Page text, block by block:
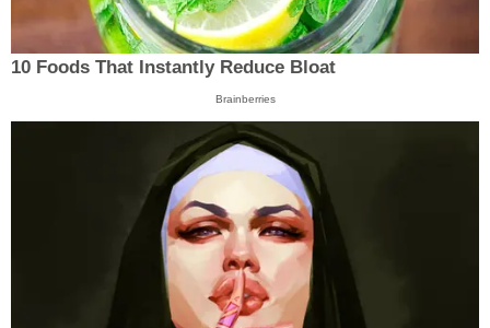
10 Foods That Instantly Reduce Bloat
Brainberries